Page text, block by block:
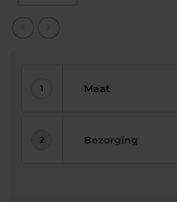
Maat
Bezorging